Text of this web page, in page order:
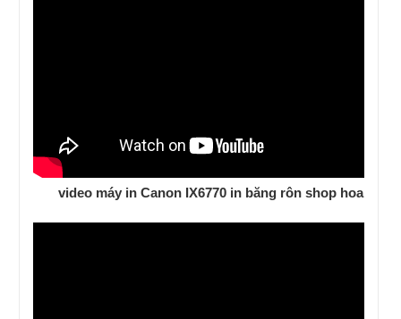
video máy in Canon IX6770 in băng rôn shop hoa